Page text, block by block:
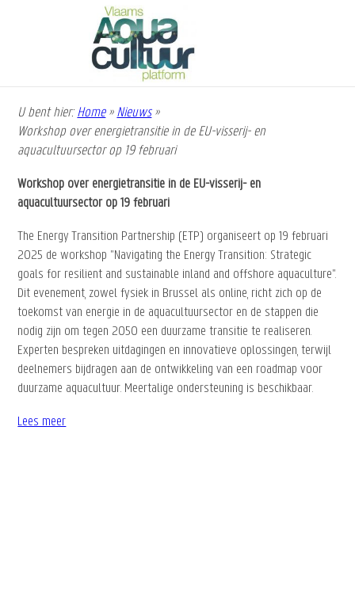
gaan
Kruimelpad
U bent hier: Home » Nieuws »
Workshop over energietransitie in de EU-visserij- en
aquacultuursector op 19 februari
Workshop over energietransitie in de EU-visserij- en
aquacultuursector op 19 februari
The Energy Transition Partnership (ETP) organiseert op 19 februari
2025 de workshop "Navigating the Energy Transition: Strategic
goals for resilient and sustainable inland and offshore aquaculture".
Dit evenement, zowel fysiek in Brussel als online, richt zich op de
toekomst van energie in de aquacultuursector en de stappen die
nodig zijn om tegen 2050 een duurzame transitie te realiseren.
Experten bespreken uitdagingen en innovatieve oplossingen, terwijl
deelnemers bijdragen aan de ontwikkeling van een roadmap voor
duurzame aquacultuur. Meertalige ondersteuning is beschikbaar.
Lees meer